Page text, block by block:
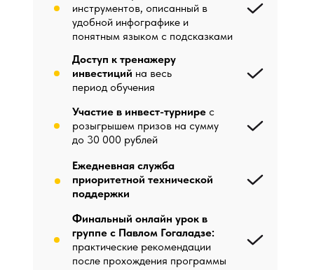
Ежедневная служба
приоритетной технической
поддержки
Финальный онлайн урок в
группе с Павлом Гогаладзе:
практические рекомендации
после прохождения программы
Участие в инвест-турнире с
розыгрышем призов на сумму
до 30 000 рублей
инструментов, описанный в
удобной инфографике и
понятным языком с подсказками
Доступ к тренажеру
инвестиций на весь
период обучения